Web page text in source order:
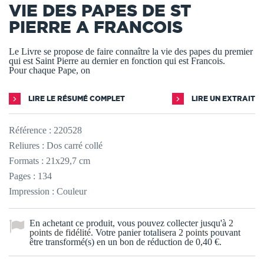
VIE DES PAPES DE ST
PIERRE A FRANCOIS
Le Livre se propose de faire connaître la vie des papes du premier
qui est Saint Pierre au dernier en fonction qui est Francois.
Pour chaque Pape, on
LIRE LE RÉSUMÉ COMPLET LIRE UN EXTRAIT
Référence : 220528
Reliures : Dos carré collé
Formats : 21x29,7 cm
Pages : 134
Impression : Couleur
En achetant ce produit, vous pouvez collecter jusqu'à 2
points de fidélité. Votre panier totalisera 2 points pouvant
être transformé(s) en un bon de réduction de 0,40 €.